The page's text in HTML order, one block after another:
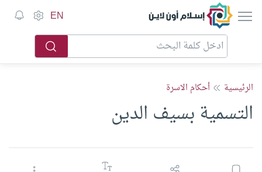
إسلام أون لاين EN
الرئيسية أحكام الاسرة
التسمية بسيف الدين